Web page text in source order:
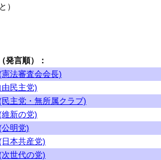
）
発言順）：
法審査会会長)
民主党)
主党・無所属クラブ)
新の党)
明党)
本共産党)
世代の党)